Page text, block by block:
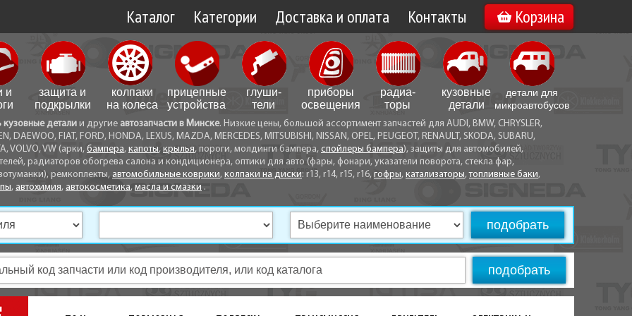
Каталог Категории Доставка и оплата
Доставка по Минску
Доставка по Беларуси
Самовывоз
Способы оплаты
Контакты
Вакансии
Корзина
и
защита и
подкрылки
колпаки
на колеса
прицепные
устройства
глуши­
тели
приборы
освещения
радиа­
торы
кузовные
детали
детали для
микро­автобусов
кузовные детали и другие автозапчасти в Минске. Низкие цены, большой ассортимент запчастей для AUDI, BMW, CHRYSLER,
DAEWOO, FIAT, FORD, HONDA, LEXUS, MAZDA, MERCEDES, MITSUBISHI, NISSAN, OPEL, PEUGEOT, RENAULT, SKODA, SUBARU,
VOLVO, VW (арки, бампера, капоты, крылья, пороги, молдинги бампера, спойлеры бампера), защиты для автомобилей,
радиаторов обогрева салона и кондиционера, оптики для авто (фары, фонари, указатели поворота, стекла фар,
ремкоплекты, автомобильные коврики, колпаки на диски: r13, r14, r15, r16, гофры, катализаторы,топливные баки,
, автохимия, автокосметика, масла и смазки .